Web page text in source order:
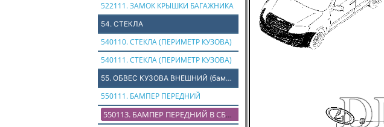
522111. ЗАМОК КРЫШКИ БАГАЖНИКА
54. СТЕКЛА
540110. СТЕКЛА (ПЕРИМЕТР КУЗОВА)
540111. СТЕКЛА (ПЕРИМЕТР КУЗОВА)
55. ОБВЕС КУЗОВА ВНЕШНИЙ (бампера, щитки, молдинги)
550111. БАМПЕР ПЕРЕДНИЙ
550113. БАМПЕР ПЕРЕДНИЙ В СБОРЕ С ПТФ